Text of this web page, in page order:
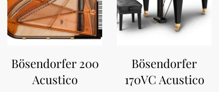
Bösendorfer 200
Acustico
Bösendorfer
170VC Acustico